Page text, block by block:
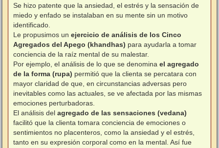
Se hizo patente que la ansiedad, el estrés y la sensación de
miedo y enfado se instalaban en su mente sin un motivo
identificado.
Le propusimos un ejercicio de análisis de los Cinco
Agregados del Apego (khandhas) para ayudarla a tomar
conciencia de la raíz mental de su malestar.
Por ejemplo, el análisis de lo que se denomina el agregado
de la forma (rupa) permitió que la clienta se percatara con
mayor claridad de que, en circunstancias adversas pero
inevitables como las actuales, se ve afectada por las mismas
emociones perturbadoras.
El análisis del agregado de las sensaciones (vedana)
facilitó que la clienta tomara conciencia de emociones o
sentimientos no placenteros, como la ansiedad y el estrés,
tanto en su expresión corporal como en la mental. Así fue